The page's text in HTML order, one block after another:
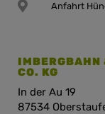
Anfahrt
CO. KG
In der Au 19
87534